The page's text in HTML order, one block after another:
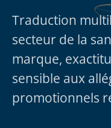
Traduction
secteur de la
marque,
sensible aux
promotionnels